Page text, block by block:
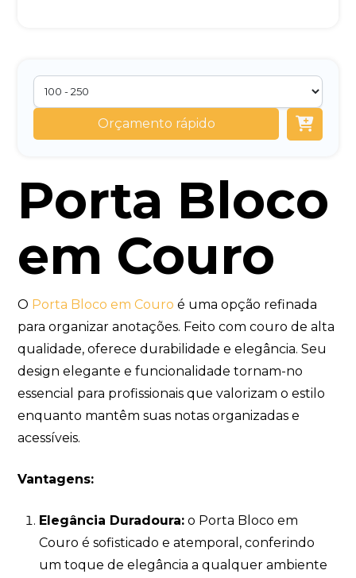
Orçamento rápido
Porta Bloco
em Couro
O Porta Bloco em Couro é uma opção refinada
para organizar anotações. Feito com couro de alta
qualidade, oferece durabilidade e elegância. Seu
design elegante e funcionalidade tornam-no
essencial para profissionais que valorizam o estilo
enquanto mantêm suas notas organizadas e
acessíveis.
Vantagens:
Elegância Duradoura:o Porta Bloco em
Couro é sofisticado e atemporal, conferindo
um toque de elegância a qualquer ambiente